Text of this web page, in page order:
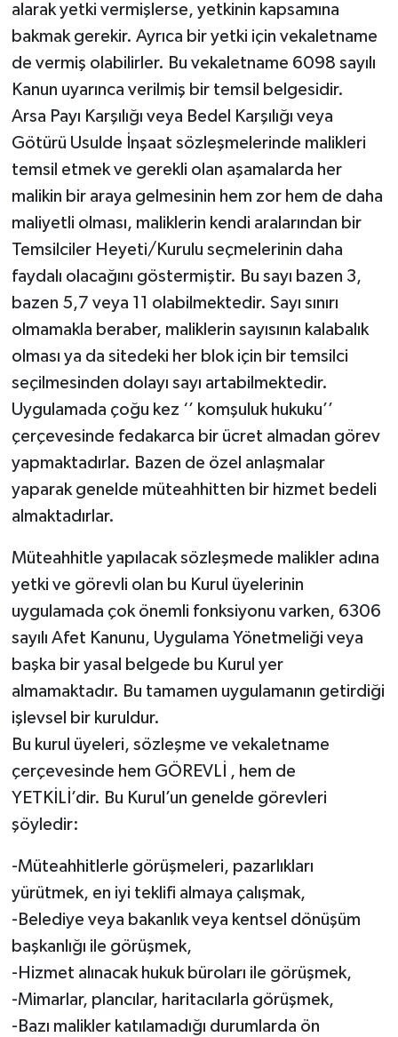
alarak yetki vermişlerse, yetkinin kapsamına
bakmak gerekir. Ayrıca bir yetki için vekaletname
de vermiş olabilirler. Bu vekaletname 6098 sayılı
Kanun uyarınca verilmiş bir temsil belgesidir.
Arsa Payı Karşılığı veya Bedel Karşılığı veya
Götürü Usulde İnşaat sözleşmelerinde malikleri
temsil etmek ve gerekli olan aşamalarda her
malikin bir araya gelmesinin hem zor hem de daha
maliyetli olması, maliklerin kendi aralarından bir
Temsilciler Heyeti/Kurulu seçmelerinin daha
faydalı olacağını göstermiştir. Bu sayı bazen 3,
bazen 5,7 veya 11 olabilmektedir. Sayı sınırı
olmamakla beraber, maliklerin sayısının kalabalık
olması ya da sitedeki her blok için bir temsilci
seçilmesinden dolayı sayı artabilmektedir.
Uygulamada çoğu kez ‘’ komşuluk hukuku’’
çerçevesinde fedakarca bir ücret almadan görev
yapmaktadırlar. Bazen de özel anlaşmalar
yaparak genelde müteahhitten bir hizmet bedeli
almaktadırlar.
Müteahhitle yapılacak sözleşmede malikler adına
yetki ve görevli olan bu Kurul üyelerinin
uygulamada çok önemli fonksiyonu varken, 6306
sayılı Afet Kanunu, Uygulama Yönetmeliği veya
başka bir yasal belgede bu Kurul yer
almamaktadır. Bu tamamen uygulamanın getirdiği
işlevsel bir kuruldur.
Bu kurul üyeleri, sözleşme ve vekaletname
çerçevesinde hem GÖREVLİ , hem de
YETKİLİ’dir. Bu Kurul’un genelde görevleri
şöyledir:
-Müteahhitlerle görüşmeleri, pazarlıkları
yürütmek, en iyi teklifi almaya çalışmak,
-Belediye veya bakanlık veya kentsel dönüşüm
başkanlığı ile görüşmek,
-Hizmet alınacak hukuk büroları ile görüşmek,
-Mimarlar, plancılar, haritacılarla görüşmek,
-Bazı malikler katılamadığı durumlarda ön